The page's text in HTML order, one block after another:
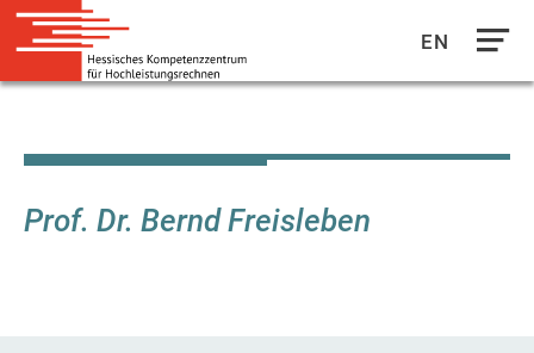
Inhalt
EN
Prof. Dr. Bernd Freisleben